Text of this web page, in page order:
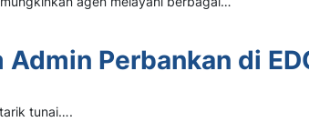
Perbankan di
tunai….